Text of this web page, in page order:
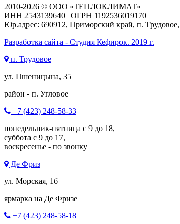
2010-2026 © ООО «ТЕПЛОКЛИМАТ»
ИНН 2543139640 | ОГРН 1192536019170
Юр.адрес: 690912, Приморский край, п.
Разработка сайта - Студия Кефирок. 2019 г.
п. Трудовое
ул. Пшеницына, 35
район - п. Угловое
+7 (423) 248-58-33
понедельник-пятница с 9 до 18,
суббота с 9 до 17,
воскресенье - по звонку
Де Фриз
ул. Морская, 1б
ярмарка на Де Фризе
+7 (423) 248-58-18